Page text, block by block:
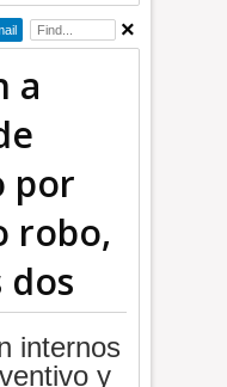
a
por
robo,
dos
internos
y